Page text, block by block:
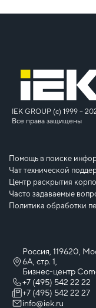
IEK GROUP (c) 1999 –
Все права защищены
Помощь в поиске
Чат технической
Центр раскрытия
Часто задаваемые
Политика обработки
Россия, 119620,
6А, стр. 1,
Бизнес-центр
+7 (495) 542 22 22
+7 (495) 542 22 27
info@iek.ru